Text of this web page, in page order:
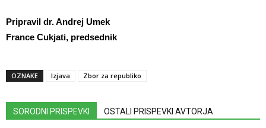
Pripravil dr. Andrej Umek
France Cukjati, predsednik
OZNAKE Izjava Zbor za republiko
SORODNI PRISPEVKI OSTALI PRISPEVKI AVTORJA